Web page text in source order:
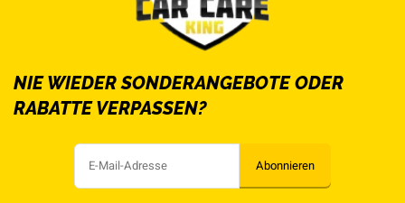
NIE WIEDER SONDERANGEBOTE ODER
RABATTE VERPASSEN?
Abonnieren